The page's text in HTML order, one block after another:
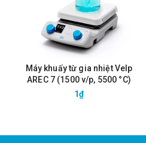
Máy khuấy từ gia nhiệt Velp
AREC 7 (1500 v/p, 5500 °C)
1₫